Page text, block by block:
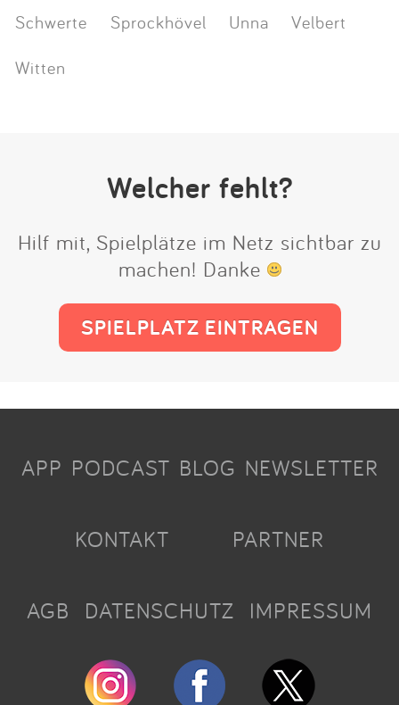
Schwerte
Sprockhövel Unna
Velbert
Witten
Welcher fehlt?
Hilf mit, Spielplätze im Netz sichtbar zu
machen! Danke
SPIELPLATZ EINTRAGEN
APP PODCAST BLOG NEWSLETTER
KONTAKT PARTNER
AGB DATENSCHUTZ IMPRESSUM